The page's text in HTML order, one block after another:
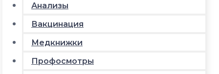
Анализы
Вакцинация
Медкнижки
Профосмотры